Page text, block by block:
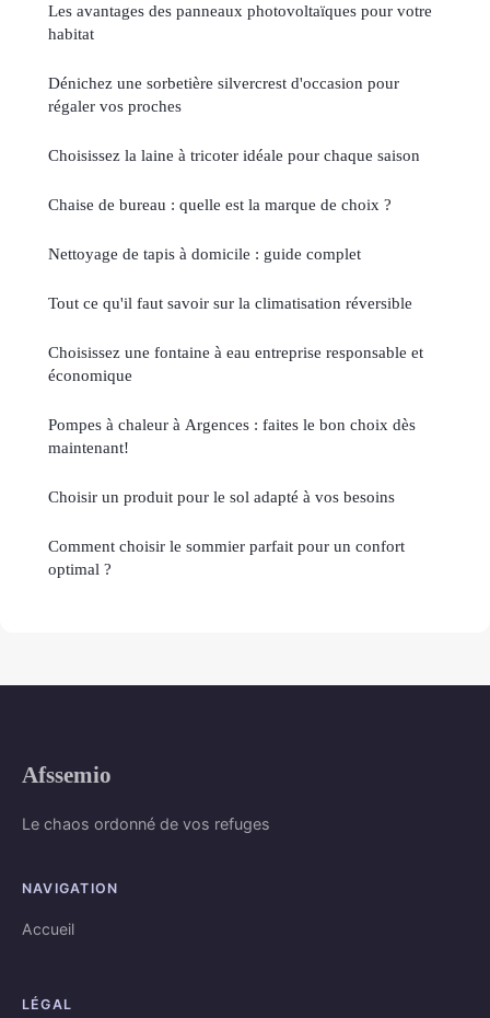
Les avantages des panneaux photovoltaïques pour votre
habitat
Dénichez une sorbetière silvercrest d'occasion pour
régaler vos proches
Choisissez la laine à tricoter idéale pour chaque saison
Chaise de bureau : quelle est la marque de choix ?
Nettoyage de tapis à domicile : guide complet
Tout ce qu'il faut savoir sur la climatisation réversible
Choisissez une fontaine à eau entreprise responsable et
économique
Pompes à chaleur à Argences : faites le bon choix dès
maintenant!
Choisir un produit pour le sol adapté à vos besoins
Comment choisir le sommier parfait pour un confort
optimal ?
Afssemio
Le chaos ordonné de vos refuges
NAVIGATION
Accueil
LÉGAL